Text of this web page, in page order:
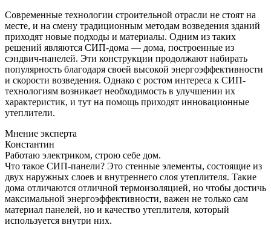
Современные технологии строительной отрасли не стоят на
месте, и на смену традиционным методам возведения зданий
приходят новые подходы и материалы. Одним из таких
решений являются СИП-дома — дома, построенные из
сэндвич-панелей. Эти конструкции продолжают набирать
популярность благодаря своей высокой энергоэффективности
и скорости возведения. Однако с ростом интереса к СИП-
технологиям возникает необходимость в улучшении их
характеристик, и тут на помощь приходят инновационные
утеплители.
Мнение эксперта
Константин
Работаю электриком, строю себе дом.
Что такое СИП-панели? Это стенные элементы, состоящие из
двух наружных слоев и внутреннего слоя утеплителя. Такие
дома отличаются отличной термоизоляцией, но чтобы достичь
максимальной энергоэффективности, важен не только сам
материал панелей, но и качество утеплителя, который
используется внутри них.